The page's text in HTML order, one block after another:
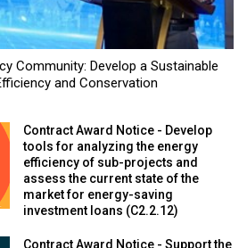
Community: Develop a Sustainable
and Conservation
Contract Award Notice - Develop
tools for analyzing the energy
efficiency of sub-projects and
assess the current state of the
market for energy-saving
investment loans (C2.2.12)
Contract Award Notice - Support the